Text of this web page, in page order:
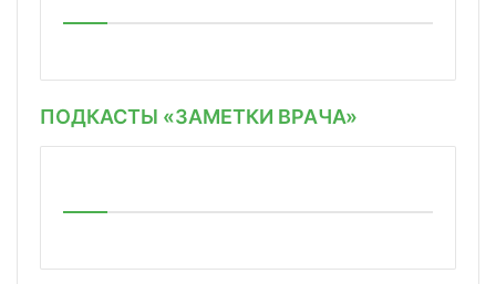
ПОДКАСТЫ «ЗАМЕТКИ ВРАЧА»